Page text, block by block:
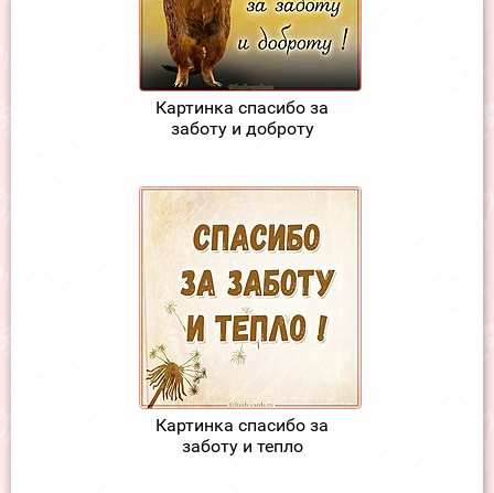
Картинка спасибо за
заботу и доброту
Картинка спасибо за
заботу и тепло